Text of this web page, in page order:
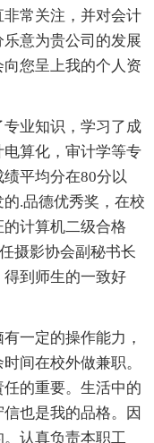
常关注，并对会计
意为贵公司的发展
您呈上我的个人资
业知识，学习了成
算化，审计学等专
平均分在80分以
的.品德优秀奖，在校
计算机二级合格
摄影协会副秘书长
到师生的一致好
一定的操作能力，
间在校外做兼职。
的重要。生活中的
也是我的品格。因
认真负责本职工